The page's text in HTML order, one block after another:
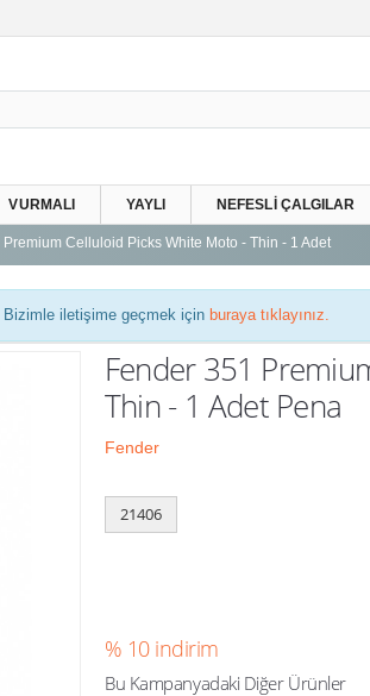
VURMALI YAYLI NEFESLI ÇALGILAR
Premium Celluloid Picks White Moto - Thin - 1 Adet
Bizimle iletişime geçmek için buraya tıklayınız.
Fender 351
Thin - 1 Adet Pena
Fender
21406
% 10 indirim
Bu Kampanyadaki Diğer Ürünler